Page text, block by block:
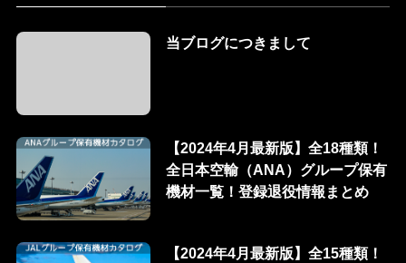
当ブログにつきまして
【2024年4月最新版】全18種類！
全日本空輸（ANA）グループ保有
機材一覧！登録退役情報まとめ
【2024年4月最新版】全15種類！